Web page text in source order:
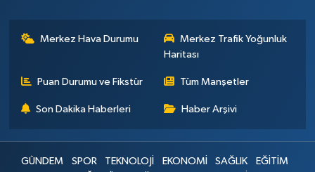
Merkez Hava Durumu
Merkez Trafik Yoğunluk
Haritası
Puan Durumu ve Fikstür Tüm Manşetler
Son Dakika Haberleri Haber Arşivi
GÜNDEM SPOR TEKNOLOJİ EKONOMİ SAĞLIK
EĞİTİM